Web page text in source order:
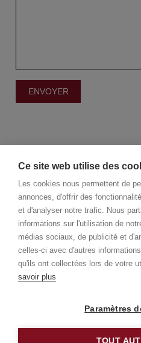
©2025 Christie's
Christie's
Politique de confidentialité
Politique de cookies
Ce site web utilise des
Les cookies nous permettent de
annonces, d'offrir des
et d'analyser notre trafic. Nous
informations sur l'utilisation de
médias sociaux, de publicité et
celles-ci avec d'autres
qu'ils ont collectées lors de votre
savoir plus
Paramètres
TOUT